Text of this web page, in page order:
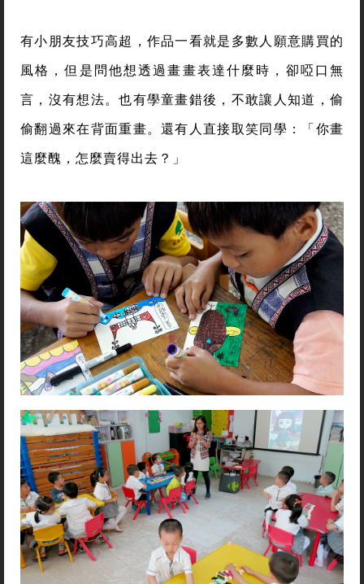
有小朋友技巧高超，作品一看就是多數人願意購買的
風格，但是問他想透過畫畫表達什麼時，卻啞口無
言，沒有想法。也有學童畫錯後，不敢讓人知道，偷
偷翻過來在背面重畫。還有人直接取笑同學：「你畫
這麼醜，怎麼賣得出去？」